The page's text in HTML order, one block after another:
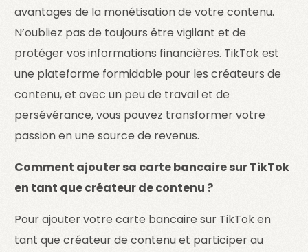
avantages de la monétisation de votre contenu.
N’oubliez pas de toujours être vigilant et de
protéger vos informations financières. TikTok est
une plateforme formidable pour les créateurs de
contenu, et avec un peu de travail et de
persévérance, vous pouvez transformer votre
passion en une source de revenus.
Comment ajouter sa carte bancaire sur TikTok
en tant que créateur de contenu ?
Pour ajouter votre carte bancaire sur TikTok en
tant que créateur de contenu et participer au